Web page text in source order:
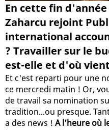
En cette fin d'année
Zaharcu rejoint
international
? Travailler sur le
est-elle et d'où
Et c'est reparti pour une
ce mercredi matin ! Or,
de travail sa nomination
tradition...ou presque.
a des news ! A l'heure où